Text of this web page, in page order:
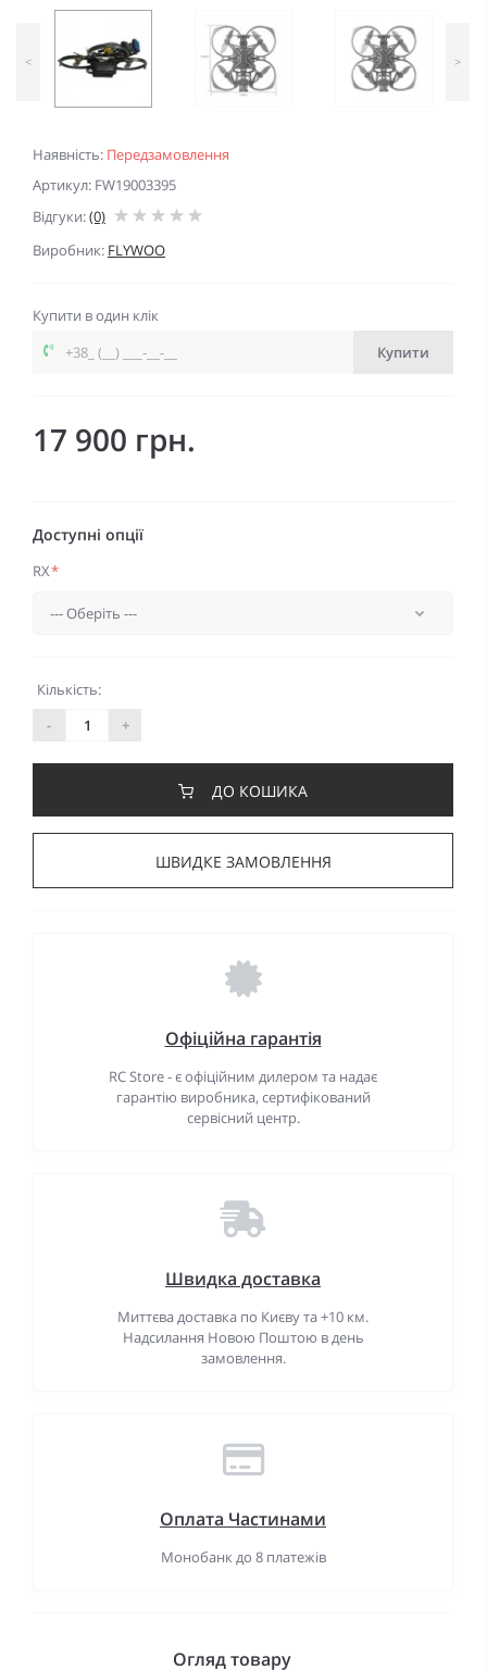
Наявність: Передзамовлення
Артикул: FW19003395
Відгуки:(0)
Виробник: FLYWOO
< >
Купити в один клік
Купити
17 900 грн.
Доступні опції
RX*
Кількість:
-
+
ДО КОШИКА
ШВИДКЕ ЗАМОВЛЕННЯ
Офіційна гарантія
RC Store - є офіційним дилером та надає
гарантію виробника, сертифікований
сервісний центр.
Швидка доставка
Миттєва доставка по Києву та +10 км.
Надсилання Новою Поштою в день
замовлення.
Оплата Частинами
Монобанк до 8 платежів
Огляд товару